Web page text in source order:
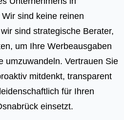
sind keine reinen
sind strategische Berater,
um Ihre Werbeausgaben
umzuwandeln. Vertrauen Sie
mitdenkt, transparent
für Ihren
einsetzt.